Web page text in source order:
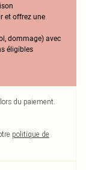
et offrez une
dommage) avec
éligibles
du paiement.
politique de